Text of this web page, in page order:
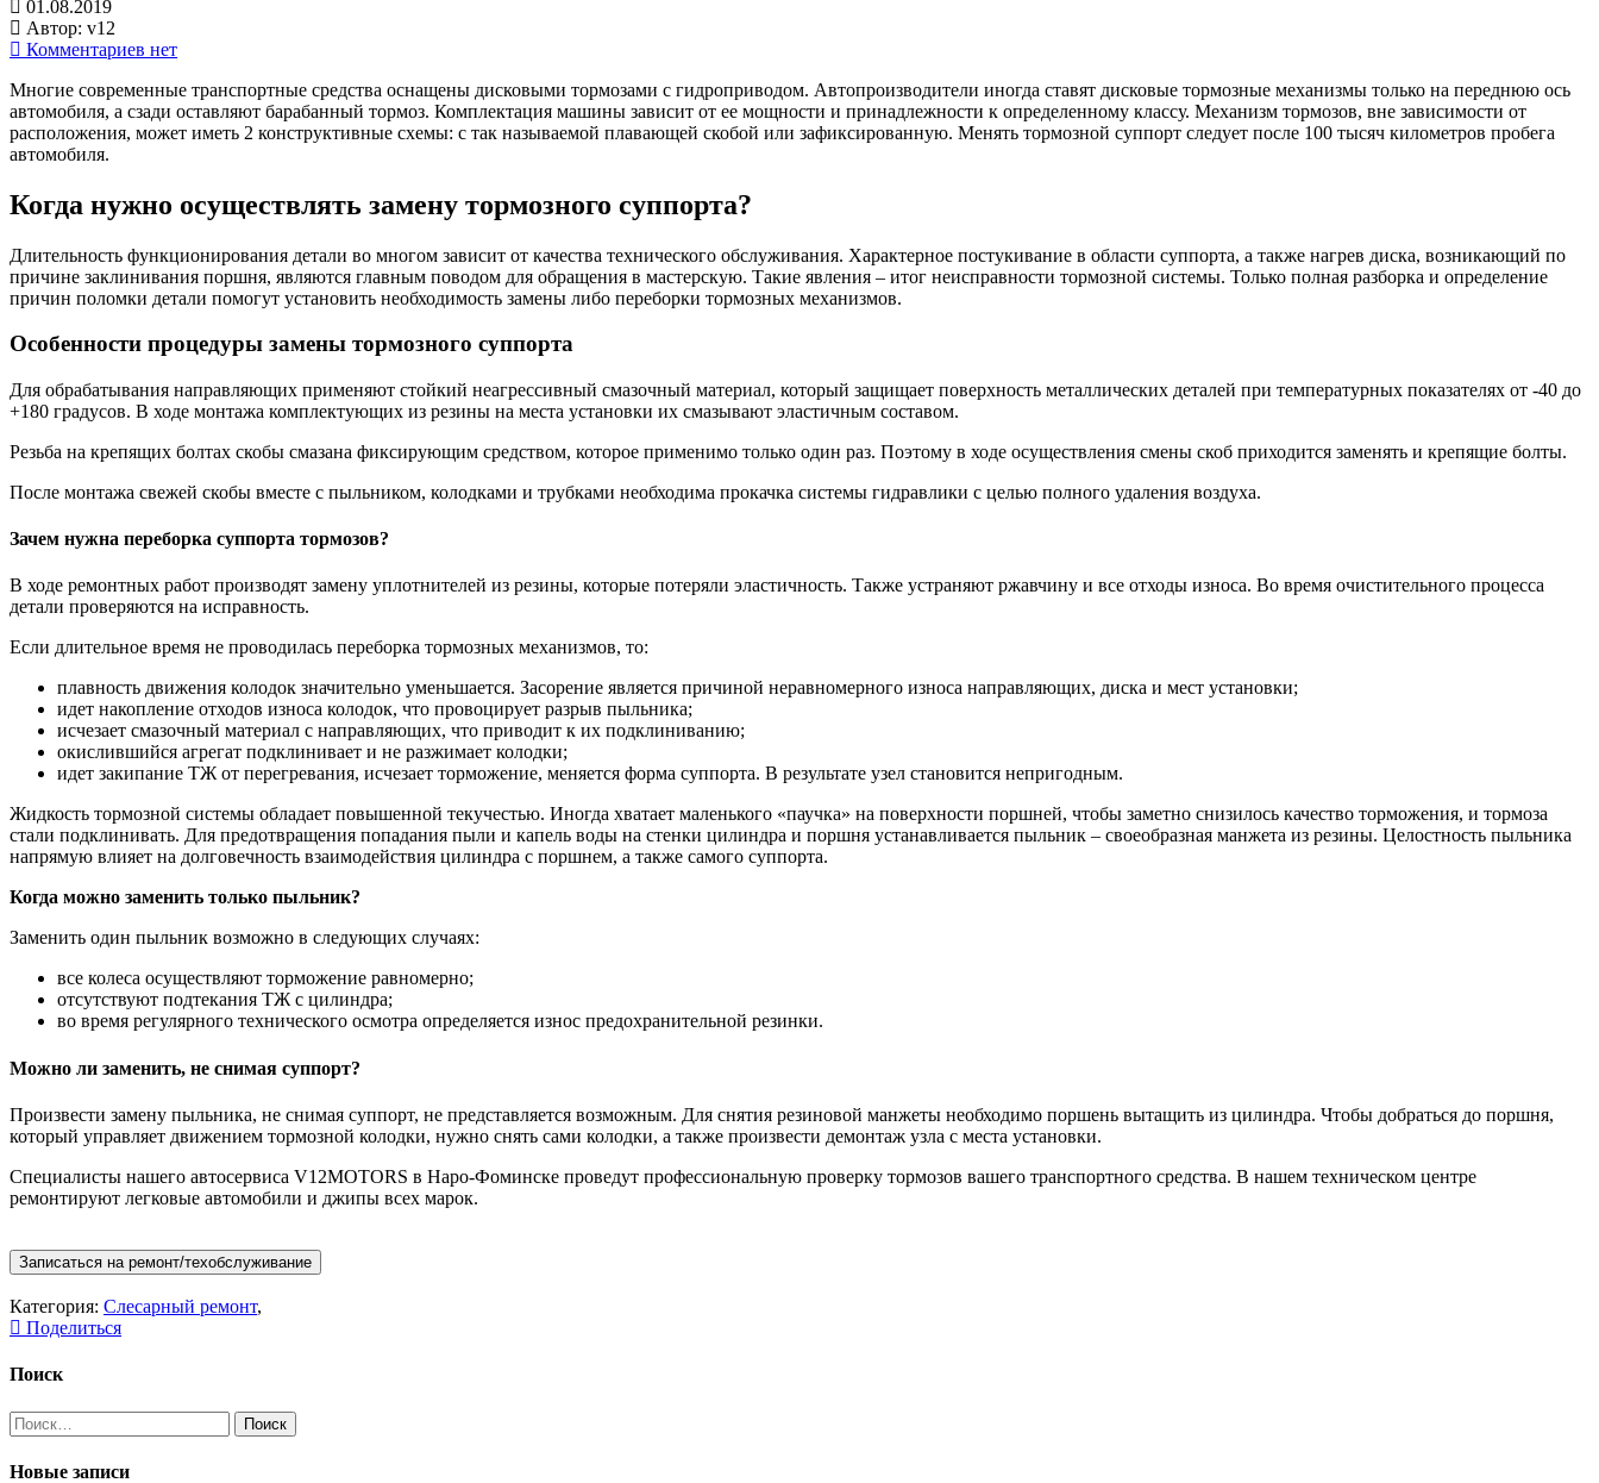
01.08.2019
Автор: v12
Комментариев нет
Многие современные транспортные средства оснащены дисковыми тормозами с гидроприводом. Автопроизводители иногда ставят дисковые тормозные механизмы только на переднюю ось
автомобиля, а сзади оставляют барабанный тормоз. Комплектация машины зависит от ее мощности и принадлежности к определенному классу. Механизм тормозов, вне зависимости от
расположения, может иметь 2 конструктивные схемы: с так называемой плавающей скобой или зафиксированную. Менять тормозной суппорт следует после 100 тысяч километров пробега
автомобиля.
Когда нужно осуществлять замену тормозного суппорта?
Длительность функционирования детали во многом зависит от качества технического обслуживания. Характерное постукивание в области суппорта, а также нагрев диска, возникающий по
причине заклинивания поршня, являются главным поводом для обращения в мастерскую. Такие явления – итог неисправности тормозной системы. Только полная разборка и определение
причин поломки детали помогут установить необходимость замены либо переборки тормозных механизмов.
Особенности процедуры замены тормозного суппорта
Для обрабатывания направляющих применяют стойкий неагрессивный смазочный материал, который защищает поверхность металлических деталей при температурных показателях от -40 до
+180 градусов. В ходе монтажа комплектующих из резины на места установки их смазывают эластичным составом.
Резьба на крепящих болтах скобы смазана фиксирующим средством, которое применимо только один раз. Поэтому в ходе осуществления смены скоб приходится заменять и крепящие болты.
После монтажа свежей скобы вместе с пыльником, колодками и трубками необходима прокачка системы гидравлики с целью полного удаления воздуха.
Зачем нужна переборка суппорта тормозов?
В ходе ремонтных работ производят замену уплотнителей из резины, которые потеряли эластичность. Также устраняют ржавчину и все отходы износа. Во время очистительного процесса
детали проверяются на исправность.
Если длительное время не проводилась переборка тормозных механизмов, то:
плавность движения колодок значительно уменьшается. Засорение является причиной неравномерного износа направляющих, диска и мест установки;
идет накопление отходов износа колодок, что провоцирует разрыв пыльника;
исчезает смазочный материал с направляющих, что приводит к их подклиниванию;
окислившийся агрегат подклинивает и не разжимает колодки;
идет закипание ТЖ от перегревания, исчезает торможение, меняется форма суппорта. В результате узел становится непригодным.
Жидкость тормозной системы обладает повышенной текучестью. Иногда хватает маленького «паучка» на поверхности поршней, чтобы заметно снизилось качество торможения, и тормоза
стали подклинивать. Для предотвращения попадания пыли и капель воды на стенки цилиндра и поршня устанавливается пыльник – своеобразная манжета из резины. Целостность пыльника
напрямую влияет на долговечность взаимодействия цилиндра с поршнем, а также самого суппорта.
Когда можно заменить только пыльник?
Заменить один пыльник возможно в следующих случаях:
все колеса осуществляют торможение равномерно;
отсутствуют подтекания ТЖ с цилиндра;
во время регулярного технического осмотра определяется износ предохранительной резинки.
Можно ли заменить, не снимая суппорт?
Произвести замену пыльника, не снимая суппорт, не представляется возможным. Для снятия резиновой манжеты необходимо поршень вытащить из цилиндра. Чтобы добраться до поршня,
который управляет движением тормозной колодки, нужно снять сами колодки, а также произвести демонтаж узла с места установки.
Специалисты нашего автосервиса V12MOTORS в Наро-Фоминске проведут профессиональную проверку тормозов вашего транспортного средства. В нашем техническом центре
ремонтируют легковые автомобили и джипы всех марок.
Записаться на ремонт/техобслуживание
Категория: Слесарный ремонт,
Поделиться
Поиск
Найти:
Новые записи